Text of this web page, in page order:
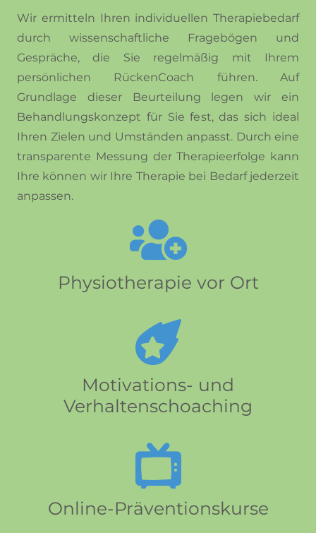
Wir ermitteln Ihren individuellen Therapiebedarf
durch wissenschaftliche Fragebögen und
Gespräche, die Sie regelmäßig mit Ihrem
persönlichen RückenCoach führen. Auf
Grundlage dieser Beurteilung legen wir ein
Behandlungskonzept für Sie fest, das sich ideal
Ihren Zielen und Umständen anpasst. Durch eine
transparente Messung der Therapieerfolge kann
Ihre können wir Ihre Therapie bei Bedarf jederzeit
anpassen.
Physiotherapie vor Ort
Motivations- und
Verhaltenschoaching
Online-Präventionskurse